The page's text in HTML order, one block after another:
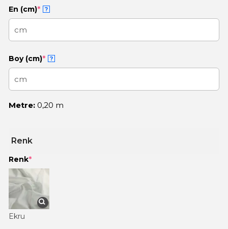
En (cm)* ?
Boy (cm)* ?
Metre: 0,20 m
Renk
Renk*
Ekru